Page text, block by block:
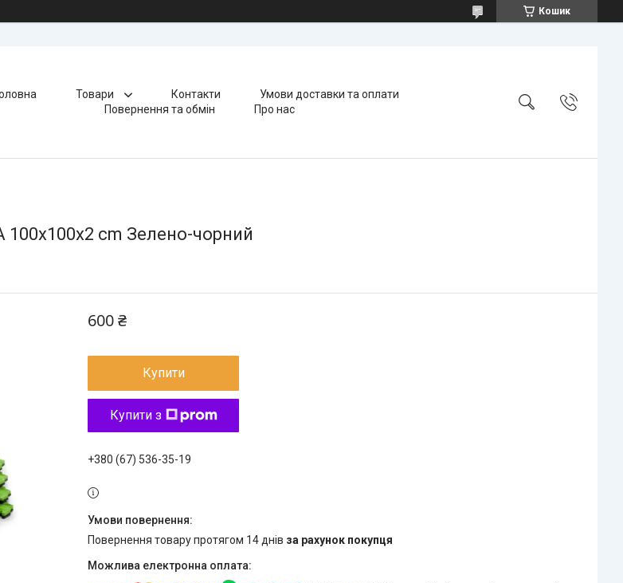
Кошик
Товари Контакти
Умови доставки та оплати
Повернення та обмін
Про нас
100х100х2 cm Зелено-чорний
600 ₴
Купити
Купити з
+380 (67) 536-35-19
повернення товару протягом 14 днів за рахунок покупця